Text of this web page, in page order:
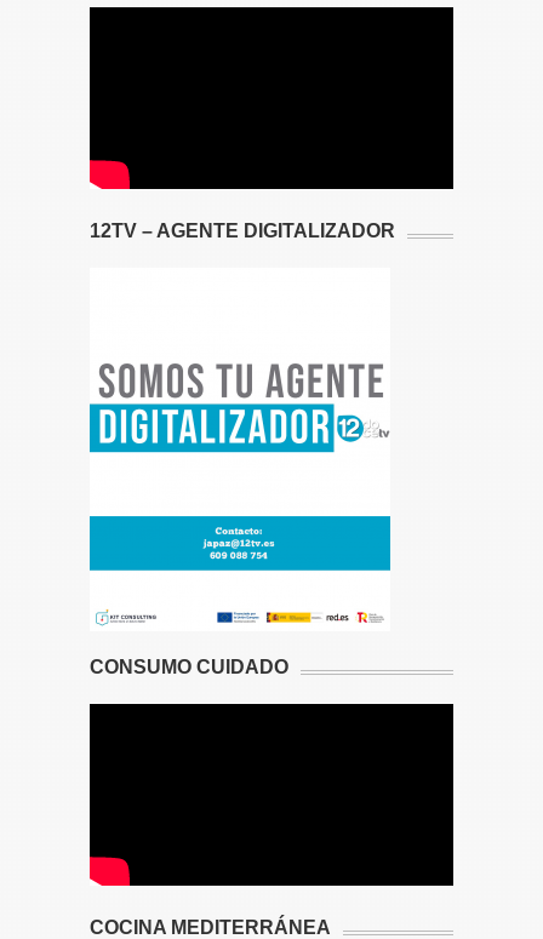
12TV – AGENTE DIGITALIZADOR
CONSUMO CUIDADO
COCINA MEDITERRÁNEA